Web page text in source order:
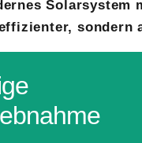
Solarsystem
sondern